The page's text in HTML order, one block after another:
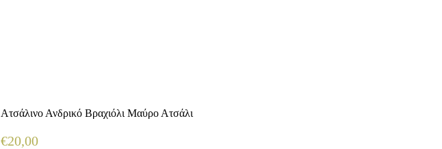
Ατσάλινο Ανδρικό Βραχιόλι Μαύρο Ατσάλι
€20,00